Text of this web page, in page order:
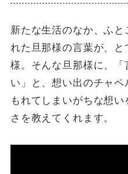
新たな生活のなか、ふと
れた旦那様の言葉が、
様。そんな旦那様に、
い」と、想い出のチャ
もれてしまいがちな想
さを教えてくれます。